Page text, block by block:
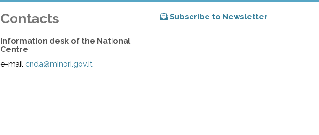
Contacts
Information desk of the National
Centre
e-mailcnda@minori.gov.it
Subscribe to Newsletter